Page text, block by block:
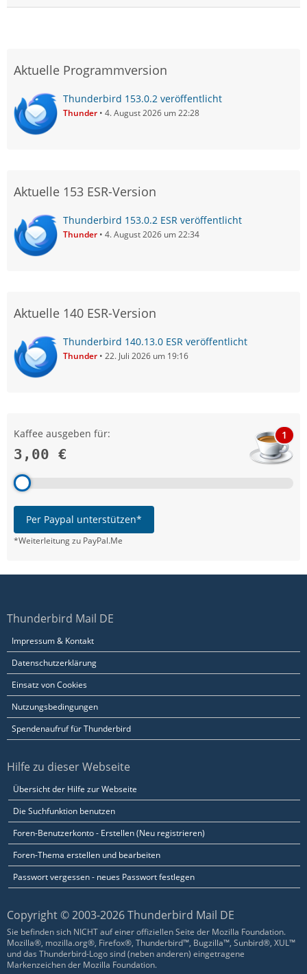
Aktuelle Programmversion
Thunderbird 153.0.2 veröffentlicht
Thunder 4. August 2026 um 22:28
Aktuelle 153 ESR-Version
Thunderbird 153.0.2 ESR veröffentlicht
Thunder 4. August 2026 um 22:34
Aktuelle 140 ESR-Version
Thunderbird 140.13.0 ESR veröffentlicht
Thunder 22. Juli 2026 um 19:16
Kaffee ausgeben für:
3,00 €
1
Per Paypal unterstützen*
*Weiterleitung zu PayPal.Me
Thunderbird Mail DE
Impressum & Kontakt
Datenschutzerklärung
Einsatz von Cookies
Nutzungsbedingungen
Spendenaufruf für Thunderbird
Hilfe zu dieser Webseite
Übersicht der Hilfe zur Webseite
Die Suchfunktion benutzen
Foren-Benutzerkonto - Erstellen (Neu registrieren)
Foren-Thema erstellen und bearbeiten
Passwort vergessen - neues Passwort festlegen
Copyright © 2003-2026 Thunderbird Mail DE
Sie befinden sich NICHT auf einer offiziellen Seite der Mozilla Foundation.
Mozilla®, mozilla.org®, Firefox®, Thunderbird™, Bugzilla™, Sunbird®, XUL™
und das Thunderbird-Logo sind (neben anderen) eingetragene
Markenzeichen der Mozilla Foundation.